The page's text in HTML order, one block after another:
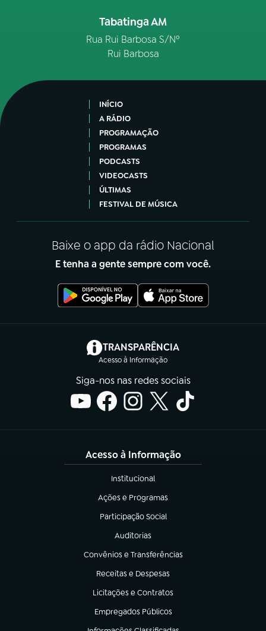
Tabatinga AM
Rua Rui Barbosa S/Nº
Rui Barbosa
INÍCIO
A RÁDIO
PROGRAMAÇÃO
PROGRAMAS
PODCASTS
VIDEOCASTS
ÚLTIMAS
FESTIVAL DE MÚSICA
Baixe o app da rádio Nacional
E tenha a gente sempre com você.
TRANSPARÊNCIA
Acesso à Informação
(abre em nova aba)
Siga-nos nas redes sociais
Acesso à Informação
Institucional
(abre em nova aba)
Ações e Programas
(abre em nova aba)
Participação Social
(abre em nova aba)
Auditorias
(abre em nova aba)
Convênios e Transferências
(abre em nova aba)
Receitas e Despesas
(abre em nova aba)
Licitações e Contratos
(abre em nova aba)
Empregados Públicos
(abre em nova aba)